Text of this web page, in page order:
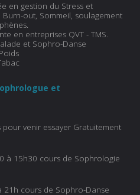
en gestion du Stress et
Burn-out, Sommeil, soulagement
en entreprises QVT - TMS.
et Sophro-Danse
et
venir essayer Gratuitement
à 15h30 cours de Sophrologie
21h cours de Sophro-Danse